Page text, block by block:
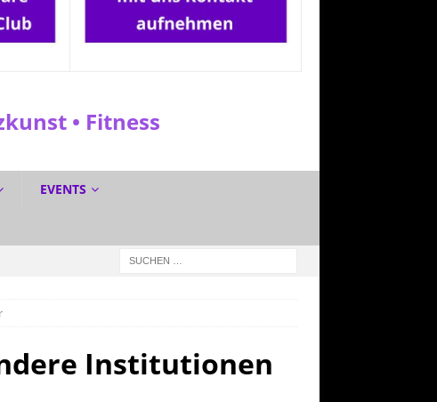
• Fitness
EVENTS
Institutionen